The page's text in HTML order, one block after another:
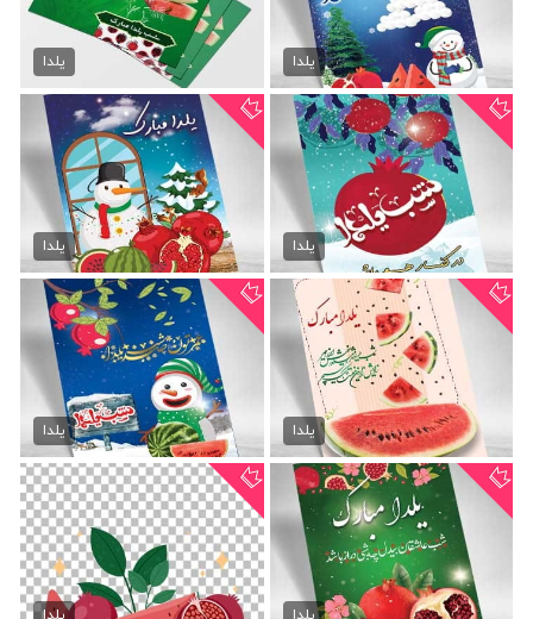
پوستر لایه باز شب چله
70,000 تومان
یلدا
پوستر شب یلدا psd
70,000 تومان
یلدا
پوستر psd شب یلدا
70,000 تومان
یلدا
دانلود پوستر شب یلدا
70,000 تومان
یلدا
طرح پوستر شب یلدا
70,000 تومان
یلدا
پوستر لایه باز شب یلدا
70,000 تومان
یلدا
طرح لایه باز شب یلدا
70,000 تومان
یلدا
وکتور psd انار شب یلدا
70,000 تومان
یلدا